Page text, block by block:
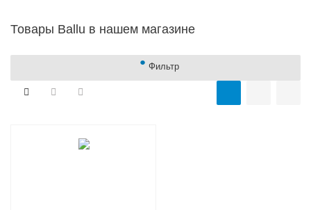
Товары Ballu в нашем магазине
Фильтр